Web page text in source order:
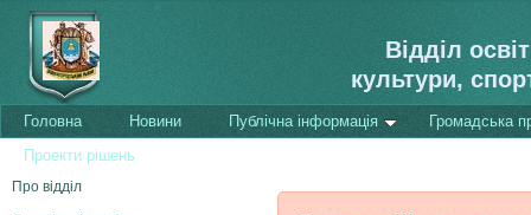
Відділ
культури,
Головна Новини Публічна інформація
Громадська
Проекти рішень
Про відділ